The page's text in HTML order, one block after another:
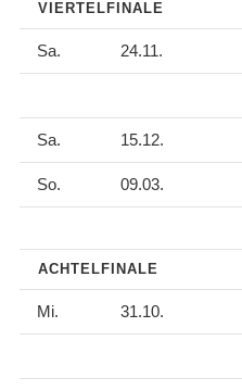
VIERTELFINALE
Sa. 24.11.
Sa. 15.12.
So. 09.03.
ACHTELFINALE
Mi. 31.10.